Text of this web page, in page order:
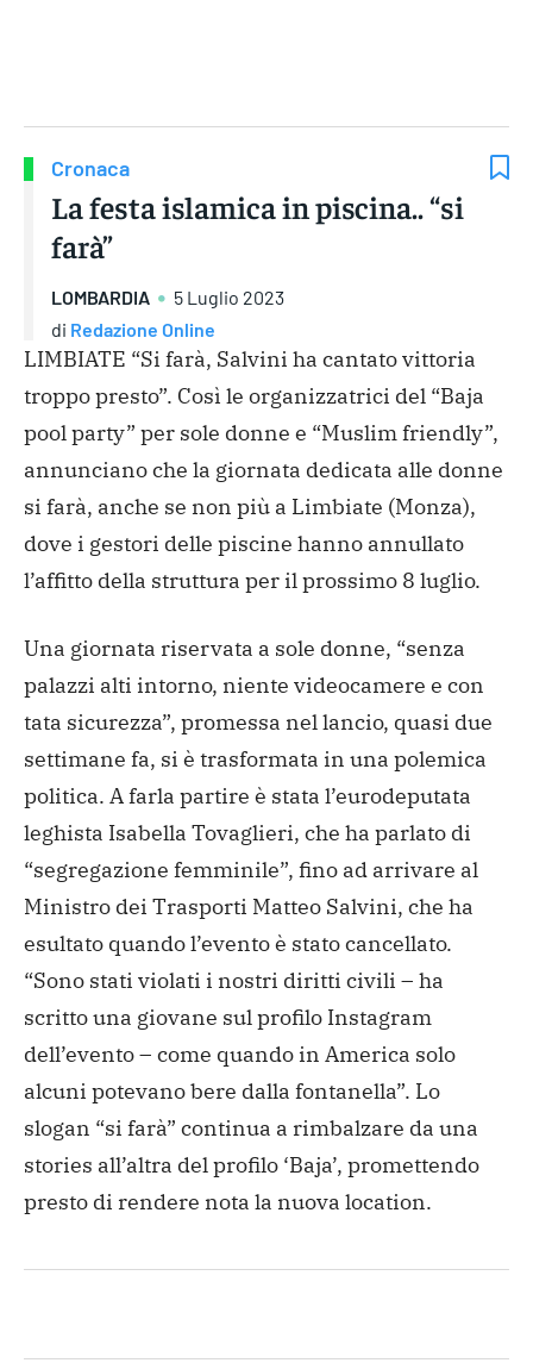
Cronaca
La festa islamica in piscina.. “si
farà”
LOMBARDIA
5 Luglio 2023
di Redazione Online
LIMBIATE “Si farà, Salvini ha cantato vittoria
troppo presto”. Così le organizzatrici del “Baja
pool party” per sole donne e “Muslim friendly”,
annunciano che la giornata dedicata alle donne
si farà, anche se non più a Limbiate (Monza),
dove i gestori delle piscine hanno annullato
l’affitto della struttura per il prossimo 8 luglio.
Una giornata riservata a sole donne, “senza
palazzi alti intorno, niente videocamere e con
tata sicurezza”, promessa nel lancio, quasi due
settimane fa, si è trasformata in una polemica
politica. A farla partire è stata l’eurodeputata
leghista Isabella Tovaglieri, che ha parlato di
“segregazione femminile”, fino ad arrivare al
Ministro dei Trasporti Matteo Salvini, che ha
esultato quando l’evento è stato cancellato.
“Sono stati violati i nostri diritti civili – ha
scritto una giovane sul profilo Instagram
dell’evento – come quando in America solo
alcuni potevano bere dalla fontanella”. Lo
slogan “si farà” continua a rimbalzare da una
stories all’altra del profilo ‘Baja’, promettendo
presto di rendere nota la nuova location.